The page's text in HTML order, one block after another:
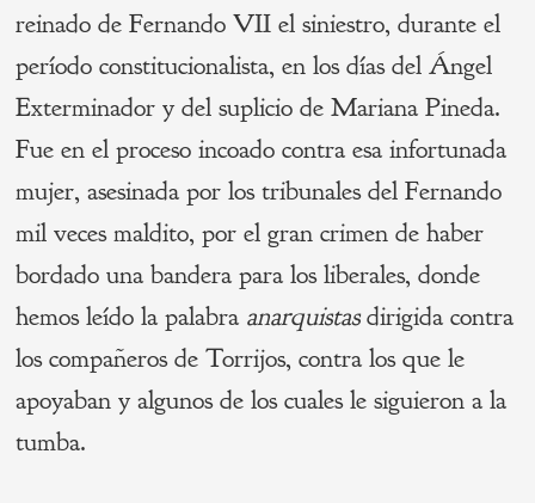
reinado de Fernando VII el siniestro, durante el
período constitucionalista, en los días del Ángel
Exterminador y del suplicio de Mariana Pineda.
Fue en el proceso incoado contra esa infortunada
mujer, asesinada por los tribunales del Fernando
mil veces maldito, por el gran crimen de haber
bordado una bandera para los liberales, donde
hemos leído la palabra anarquistasdirigida contra
los compañeros de Torrijos, contra los que le
apoyaban y algunos de los cuales le siguieron a la
tumba.